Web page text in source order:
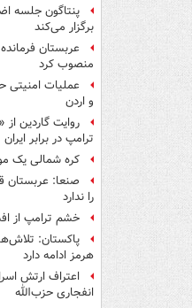
پنتاگون جلسه
برگزار می‌کند
عربستان
منصوب کرد
عملیات امنیتی
و اردن
روایت گاردین
ترامپ در برابر ایران
کره شمالی یک
صنعا: عربستان
را ندارد
خشم ترامپ از
پاکستان:
هرمز ادامه دارد
انفجاری حزب‌الله